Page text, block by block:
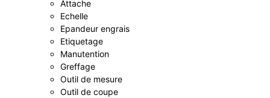
Attache
Echelle
Epandeur engrais
Etiquetage
Manutention
Greffage
Outil de mesure
Outil de coupe